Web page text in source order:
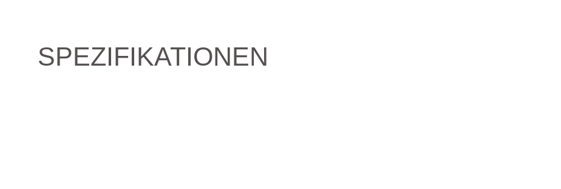
SPEZIFIKATIONEN